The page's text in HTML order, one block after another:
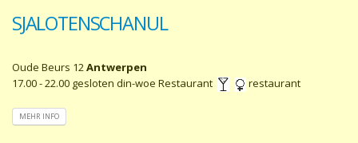
SJALOTENSCHANUL
Oude Beurs 12Antwerpen
17.00 - 22.00 gesloten din-woe Restaurant
restaurant
MEHR INFO